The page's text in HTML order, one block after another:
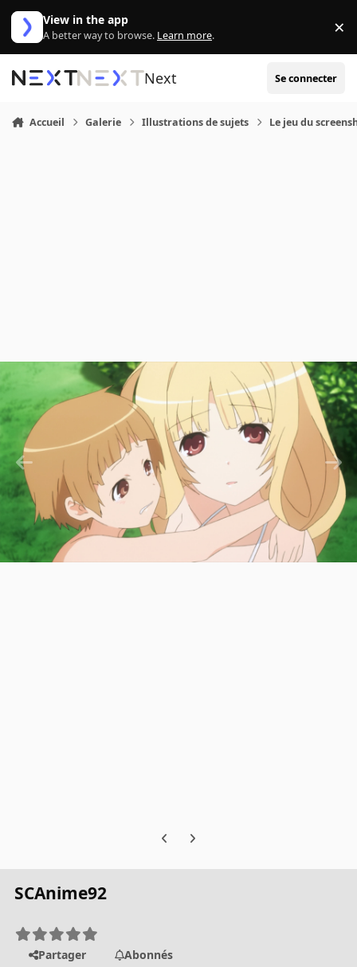
Aller au contenu
View in the app
A better way to browse. Learn more. ×
Next Se connecter
Accueil Galerie Illustrations de sujets Le jeu du
Previous carousel slide
Next carousel slide
SCAnime92
Partager
Abonnés